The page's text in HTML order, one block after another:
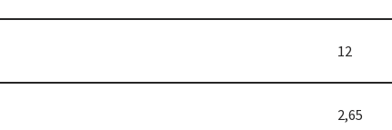
12
2,65